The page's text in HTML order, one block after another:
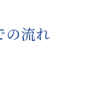
の流れ